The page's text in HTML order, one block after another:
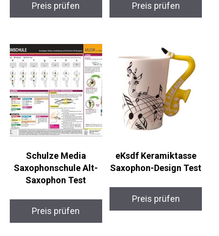
Preis prüfen Preis prüfen
Schulze Media
Saxophonschule Alt-
Saxophon Test
Preis prüfen
eKsdf Keramiktasse
Saxophon-Design Test
Preis prüfen